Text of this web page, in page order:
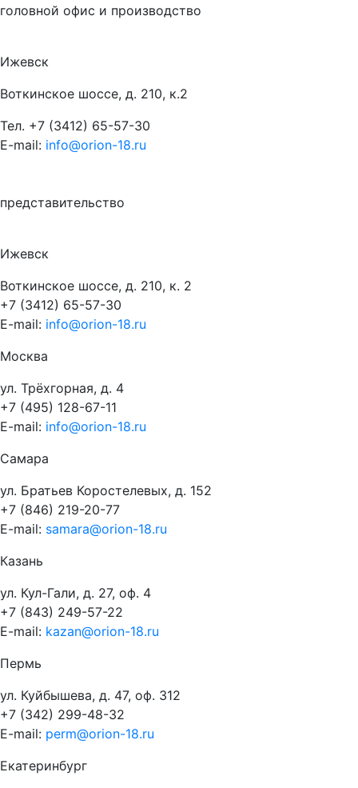
головной офис и производство
Ижевск
Воткинское шоссе, д. 210, к.2
Тел. +7 (3412) 65-57-30
E-mail: info@orion-18.ru
представительство
Ижевск
Воткинское шоссе, д. 210, к. 2
+7 (3412) 65-57-30
E-mail: info@orion-18.ru
Москва
ул. Трёхгорная, д. 4
+7 (495) 128-67-11
E-mail: info@orion-18.ru
Самара
ул. Братьев Коростелевых, д. 152
+7 (846) 219-20-77
E-mail: samara@orion-18.ru
Казань
ул. Кул-Гали, д. 27, оф. 4
+7 (843) 249-57-22
E-mail: kazan@orion-18.ru
Пермь
ул. Куйбышева, д. 47, оф. 312
+7 (342) 299-48-32
E-mail: perm@orion-18.ru
Екатеринбург